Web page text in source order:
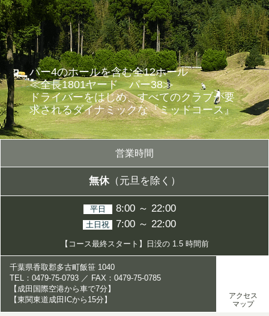
パー4のホールを含む全12ホール
≪全長1801ヤード パー38≫
ドライバーをはじめ、すべてのクラブが要
求されるダイナミックな『ミッドコース』
営業時間
無休（元旦を除く）
平日 8:00 ～ 22:00
土日祝 7:00 ～ 22:00
【コース最終スタート】日没の 1.5 時間前
千葉県香取郡多古町飯笹 1040
TEL：0479-75-0793 ／ FAX：0479-75-0785
【成田国際空港から車で7分】
【東関東道成田ICから15分】
アクセス
マップ